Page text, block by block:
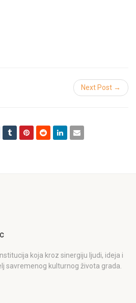
Next Post →
koja kroz sinergiju ljudi, ideja i
savremenog kulturnog života grada.